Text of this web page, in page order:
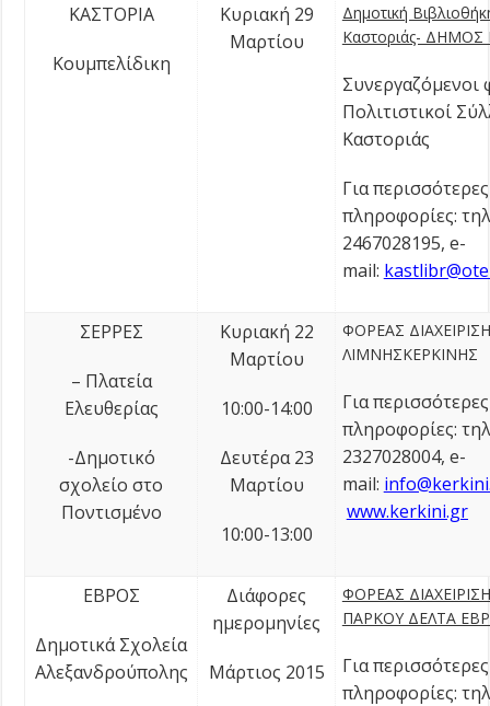
ΚΑΣΤΟΡΙΑ
Κουμπελίδικη
Κυριακή 29
Μαρτίου
Δημοτική
Καστοριάς- ΔΗΜΟΣ
Συνεργαζόμενοι
Πολιτιστικοί
Καστοριάς
Για περισσότερες
πληροφορίες:
2467028195, e-
mail:
ΣΕΡΡΕΣ
– Πλατεία
Ελευθερίας
-Δημοτικό
σχολείο στο
Ποντισμένο
Κυριακή 22
Μαρτίου
10:00-14:00
Δευτέρα 23
Μαρτίου
10:00-13:00
ΦΟΡΕΑΣ
ΛΙΜΝΗΣΚΕΡΚΙΝΗΣ
Για περισσότερες
πληροφορίες:
2327028004, e-
mail:
www.kerkini.gr
ΕΒΡΟΣ
Δημοτικά Σχολεία
Αλεξανδρούπολης
Διάφορες
ημερομηνίες
Μάρτιος 2015
ΦΟΡΕΑΣ
ΠΑΡΚΟΥ ΔΕΛΤΑ
Για περισσότερες
πληροφορίες: